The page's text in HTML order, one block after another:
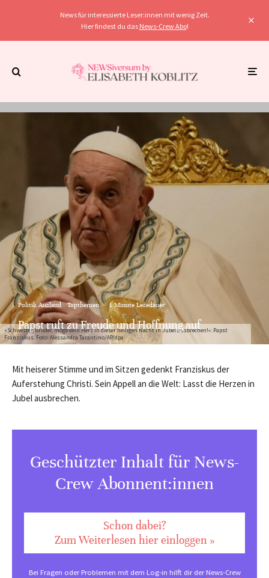
News für interessierte Leser:innen mit wenig Zeit.
Hier findest du das News-Crew Abo!
«Schwester, Bruder, möge dein Herz in dieser heiligen Nacht in Jubel ausbrechen!»: Papst
Franziskus. Foto: Alessandra Tarantino/AP/dpa
Politik Ausland Topthemen · 1 Minute Lesedauer
Papst ruft zu Freude und Hoffnung auf
Mit heiserer Stimme und im Sitzen gedenkt Franziskus der
Auferstehung Christi. Sein Appell an die Welt: Lasst die Herzen in
Jubel ausbrechen.
Geschützter Inhalt für News-
Crew Abonnent:innen
Schon dabei?
Zum Weiterlesen hier einloggen »
Bei Fragen oder Problemen mit dem Log-in hilft dir derNews-Crew